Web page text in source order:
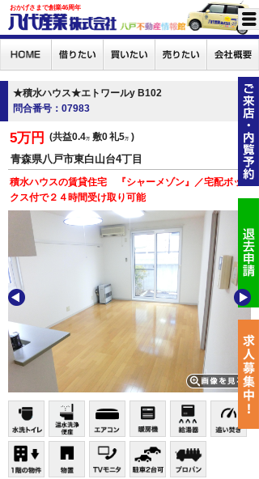
おかげさまで創業46周年
★積水ハウス★エトワールy B102
問合番号：07983
5万円 共益0.4万 敷0礼5万
青森県八戸市東白山台4丁目
積水ハウスの賃貸住宅 『シャーメゾン』／宅配ボッ
クス付で２４時間受け取り可能